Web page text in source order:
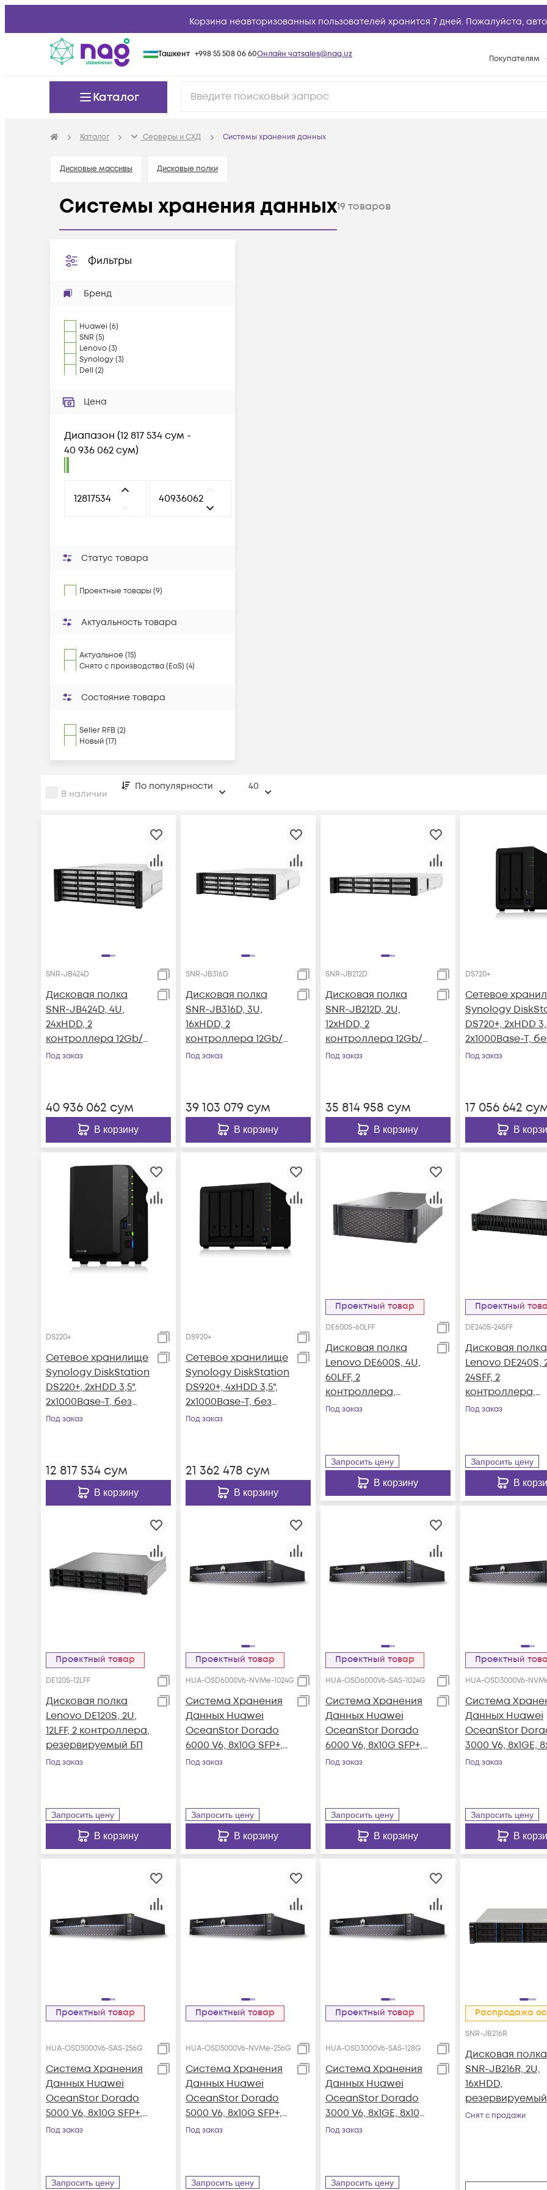
Корзина неавторизованных пользователей хранится 7 дней. Пожалуйста,
Ташкент +998 55 508 06 60Онлайн чатsales@nag.uz Покупателям
Каталог
Каталог Серверы и СХД Системы хранения данных
Дисковые массивы Дисковые полки
Системы хранения данных19 товаров
Фильтры
Бренд
Huawei (6)
SNR (5)
Lenovo(3)
Synology(3)
Dell (2)
Цена
Диапазон (12 817 534 сум -
40 936 062 сум)
Статус товара
Проектные товары (9)
Актуальность товара
Актуальное (15)
Снято с производства (EoS) (4)
Состояние товара
Seller RFB (2)
Новый (17)
В наличии
По популярности 40
SNR-JB424D
Дисковая полка
SNR-JB424D, 4U,
24xHDD, 2
контроллера 12Gb/s,
резервируемый БП
Под заказ
40 936 062 сум
В корзину
SNR-JB316D
Дисковая полка
SNR-JB316D, 3U,
16xHDD, 2
контроллера 12Gb/s,
резервируемый БП
Под заказ
39 103 079 сум
В корзину
SNR-JB212D
Дисковая полка
SNR-JB212D, 2U,
12xHDD, 2
контроллера 12Gb/s,
резервируемый БП
Под заказ
35 814 958 сум
В корзину
DS720+
Сетевое
Synology
DS720+, 2xHDD
2х1000Base-T,
дисков
Под заказ
17 056 642
В
DS220+
Сетевое хранилище
Synology DiskStation
DS220+, 2xHDD 3,5",
2х1000Base-T, без
дисков
Под заказ
12 817 534 сум
В корзину
DS920+
Сетевое хранилище
Synology DiskStation
DS920+, 4xHDD 3,5",
2х1000Base-T, без
дисков
Под заказ
21 362 478 сум
В корзину
Проектный товар
DE600S-60LFF
Дисковая полка
Lenovo DE600S, 4U,
60LFF, 2
контроллера,
резервируемый БП
Под заказ
Запросить цену
В корзину
Проектный
DE240S-24SFF
Дисковая полка
Lenovo DE240S,
24SFF, 2
контроллера,
резервируемый
Под заказ
Запросить цену
В
Проектный товар
DE120S-12LFF
Дисковая полка
Lenovo DE120S, 2U,
12LFF, 2 контроллера,
резервируемый БП
Под заказ
Запросить цену
В корзину
Проектный товар
HUA-OSD6000V6-NVMe-1024G
Система Хранения
Данных Huawei
OceanStor Dorado
6000 V6, 8x10G SFP+,
4x100G RDMA
Под заказ
Запросить цену
В корзину
Проектный товар
HUA-OSD6000V6-SAS-1024G
Система Хранения
Данных Huawei
OceanStor Dorado
6000 V6, 8x10G SFP+,
4xSAS12G Ext., 25xSAS
Под заказ
Запросить цену
В корзину
Проектный
HUA-OSD3000V6-
Система
Данных Huawei
OceanStor
3000 V6, 8x1GE,
SFP+, 4x100G
Под заказ
Запросить цену
В
Проектный товар
HUA-OSD5000V6-SAS-256G
Система Хранения
Данных Huawei
OceanStor Dorado
5000 V6, 8x10G SFP+,
4xSAS12G Ext., 25xSAS
Под заказ
Запросить цену
Проектный товар
HUA-OSD5000V6-NVMe-256G
Система Хранения
Данных Huawei
OceanStor Dorado
5000 V6, 8x10G SFP+,
4x100G RDMA
Под заказ
Запросить цену
Проектный товар
HUA-OSD3000V6-SAS-128G
Система Хранения
Данных Huawei
OceanStor Dorado
3000 V6, 8x1GE, 8x10G
SFP+, 4xSAS12G Ext.,
Под заказ
Запросить цену
Распродажа
SNR-JB216R
Дисковая полка
SNR-JB216R, 2U,
16xHDD,
Снят с продажи